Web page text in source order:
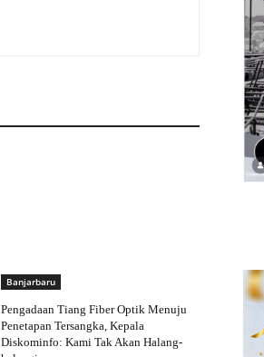
Banjarbaru
Pengadaan Tiang Fiber Optik Menuju
Penetapan Tersangka, Kepala
Diskominfo: Kami Tak Akan Halang-